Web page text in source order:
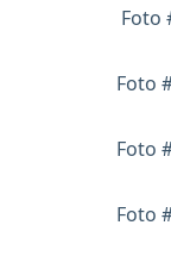
Foto
Foto
Foto
Foto